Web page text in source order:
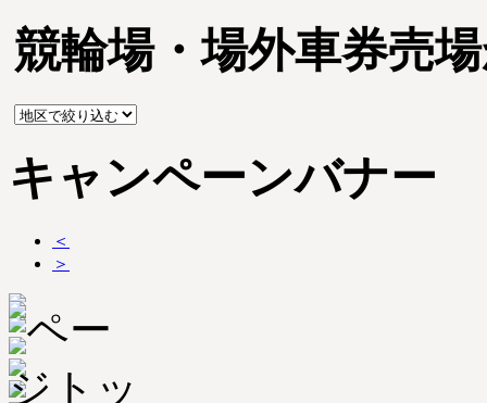
競輪場・場外車券売
キャンペーンバナー
＜
＞